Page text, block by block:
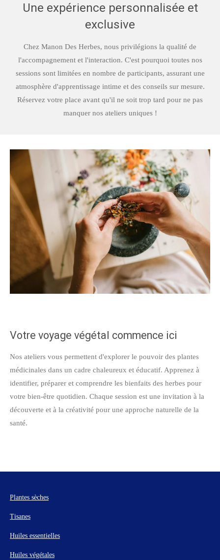
Une expérience personnalisée et
exclusive
Chez Manon Des Herbes, nous privilégions la qualité de
l'accompagnement et l'interaction. C'est pourquoi toutes nos
sessions sont limitées en nombre de participants, assurant une
atmosphère d'apprentissage intime et des conseils sur mesure.
Réservez votre place avant qu'il ne soit trop tard pour ne pas
manquer nos ateliers uniques !
Votre voyage végétal commence ici
Nos ateliers vous permettent d'explorer le pouvoir des plantes
médicinales dans un cadre chaleureux et éducatif. Apprenez à
identifier, préparer et comprendre les bienfaits des herbes pour
votre bien-être quotidien. Chaque session est une invitation à la
découverte et à la créativité pour une approche naturelle de la
santé.
Plantes sèches
Tisanes
Huiles essentielles
Huiles végétales